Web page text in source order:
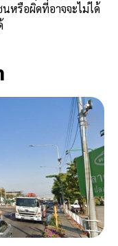
หรือผิดที่อาจจะไม่ได้